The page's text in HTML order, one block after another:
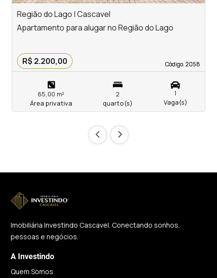
Região do Lago | Cascavel
Código. 2058
Código. 2058
Apartamento para alugar no Região do Lago
R$ 2.200,00
65,00 m²
Área privativa
2
quarto(s)
1
Vaga(s)
‹ ›
Imobiliária Investindo Cascavel. Conectando sonhos,
pessoas e negócios.
A Investindo
Quem Somos